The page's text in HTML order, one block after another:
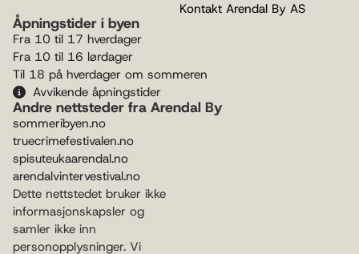
Kontakt Arendal By AS
Åpningstider i byen
Fra 10 til 17 hverdager
Fra 10 til 16 lørdager
Til 18 på hverdager om sommeren
Avvikende åpningstider
Andre nettsteder fra Arendal By
sommeribyen.no
truecrimefestivalen.no
spisuteukaarendal.no
arendalvintervestival.no
Dette nettstedet bruker ikke
informasjonskapsler og
samler ikke inn
personopplysninger. Vi